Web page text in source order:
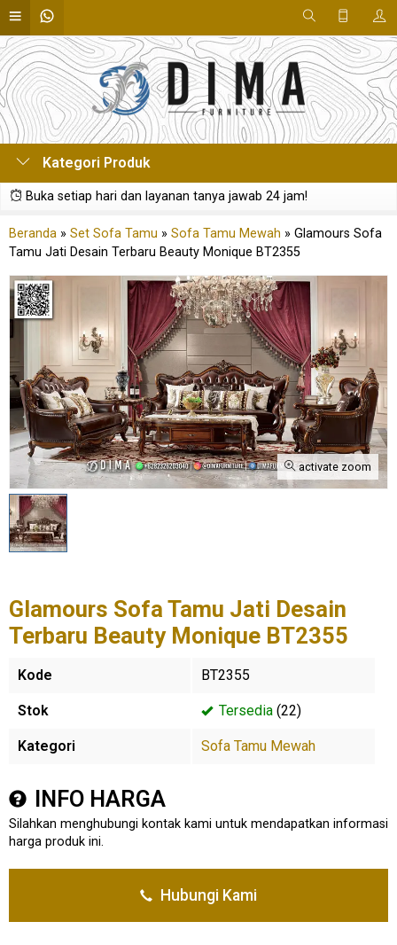
Kategori Produk
Buka setiap hari dan layanan tanya jawab 24 jam!
Beranda » Set Sofa Tamu » Sofa Tamu Mewah » Glamours Sofa
Tamu Jati Desain Terbaru Beauty Monique BT2355
activate zoom
Glamours Sofa Tamu Jati Desain
Terbaru Beauty Monique BT2355
Kode BT2355
Stok Tersedia (22)
Kategori Sofa Tamu Mewah
INFO HARGA
Silahkan menghubungi kontak kami untuk mendapatkan informasi
harga produk ini.
Hubungi Kami